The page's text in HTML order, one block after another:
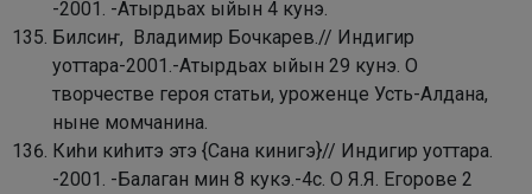
-2001. -Атырдьах ыйын 4 кунэ.
Билсиҥ, Владимир Бочкарев.// Индигир
уоттара-2001.-Атырдьах ыйын 29 кунэ. О
творчестве героя статьи, уроженце Усть-Алдана,
ныне момчанина.
Киһи киһитэ этэ {Сана кинигэ}// Индигир уоттара.
-2001. -Балаган мин 8 кукэ.-4с. О Я.Я. Егорове 2